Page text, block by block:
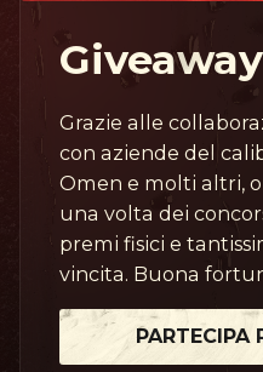
Grazie alle
con aziende del
Omen e molti altri,
una volta dei
premi fisici e
vincita. Buona
PARTECIPA